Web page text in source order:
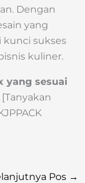
Dengan
yang
kunci sukses
kuliner.
yang sesuai
Pos →